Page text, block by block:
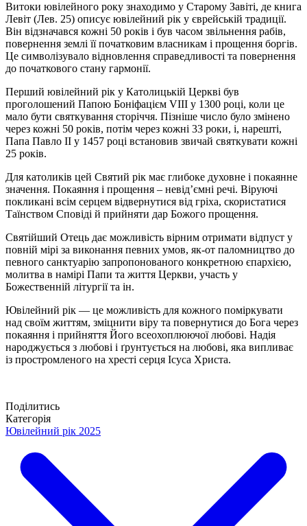
Витоки ювілейного року знаходимо у Старому Завіті, де книга
Левіт (Лев. 25) описує ювілейний рік у єврейській традиції.
Він відзначався кожні 50 років і був часом звільнення рабів,
повернення землі її початковим власникам і прощення боргів.
Це символізувало відновлення справедливості та повернення
до початкового стану гармонії.
Перший ювілейний рік у Католицькій Церкві був
проголошений Папою Боніфацієм VIII у 1300 році, коли це
мало бути святкування сторіччя. Пізніше число було змінено
через кожні 50 років, потім через кожні 33 роки, і, нарешті,
Папа Павло II у 1457 році встановив звичай святкувати кожні
25 років.
Для католиків цей Святий рік має глибоке духовне і покаянне
значення. Покаяння і прощення – невід’ємні речі. Віруючі
покликані всім серцем відвернутися від гріха, скористатися
Таїнством Сповіді й прийняти дар Божого прощення.
Святійший Отець дає можливість вірним отримати відпуст у
повній мірі за виконання певних умов, як-от паломництво до
певного санктуарію запропонованого конкретною єпархією,
молитва в намірі Папи та життя Церкви, участь у
Божественній літургії та ін.
Ювілейний рік — це можливість для кожного поміркувати
над своїм життям, зміцнити віру та повернутися до Бога через
покаяння і прийняття Його всеохоплюючої любові. Надія
народжується з любові і ґрунтується на любові, яка випливає
із простромленого на хресті серця Ісуса Христа.
Поділитись
Категорія
Ювілейний рік 2025